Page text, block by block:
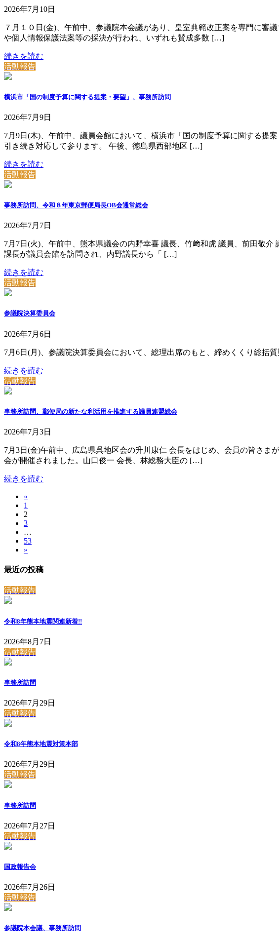
2026年7月10日
７月１０日(金)、午前中、参議院本会議があり、皇室典範改正案を専門に審
や個人情報保護法案等の採決が行われ、いずれも賛成多数 […]
続きを読む
活動報告
横浜市「国の制度予算に関する提案・要望」、事務所訪問
2026年7月9日
7月9日(木)、午前中、議員会館において、横浜市「国の制度予算に関する提
引き続き対応して参ります。 午後、徳島県西部地区 […]
続きを読む
活動報告
事務所訪問、令和８年東京郵便局長OB会通常総会
2026年7月7日
7月7日(火)、午前中、熊本県議会の内野幸喜 議長、竹﨑和虎 議員、前田敬
課長が議員会館を訪問され、内野議長から「 […]
続きを読む
活動報告
参議院決算委員会
2026年7月6日
7月6日(月)、参議院決算委員会において、総理出席のもと、締めくくり総括
続きを読む
活動報告
事務所訪問、郵便局の新たな利活用を推進する議員連盟総会
2026年7月3日
7月3日(金)午前中、広島県呉地区会の升川康仁 会長をはじめ、会員の皆さ
会が開催されました。山口俊一 会長、林総務大臣の […]
続きを読む
ー
送
«
固
定
ペ
ー
ジ
1
固
定
ペ
ー
ジ
2
固
定
ペ
ー
ジ
3
…
固
定
ー
53
»
最近の投稿
活動報告
令和8年熊本地震関連新着!!
2026年8月7日
活動報告
事務所訪問
2026年7月29日
活動報告
令和8年熊本地震対策本部
2026年7月29日
活動報告
事務所訪問
2026年7月27日
活動報告
国政報告会
2026年7月26日
活動報告
参議院本会議、事務所訪問